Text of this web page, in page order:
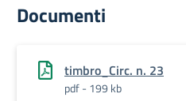
Documenti
timbro_Circ. n. 23
pdf - 199 kb